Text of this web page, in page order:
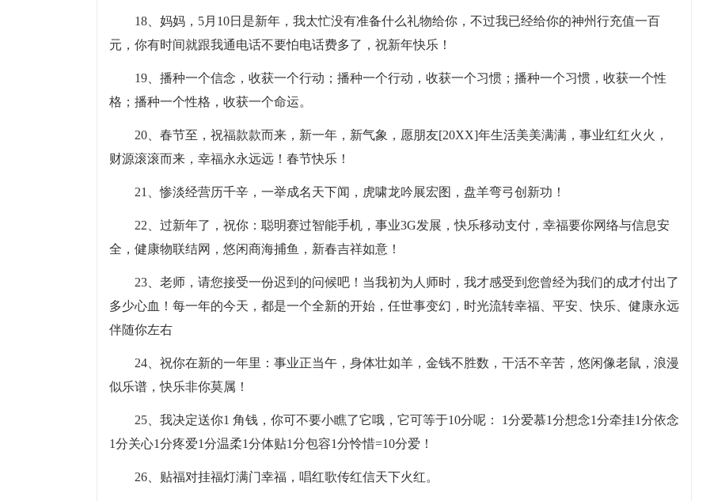
18、妈妈，5月10日是新年，我太忙没有准备什么礼物给你，不过我已经给你的神州行充值一百
元，你有时间就跟我通电话不要怕电话费多了，祝新年快乐！
19、播种一个信念，收获一个行动；播种一个行动，收获一个习惯；播种一个习惯，收获一个性
格；播种一个性格，收获一个命运。
20、春节至，祝福款款而来，新一年，新气象，愿朋友[20XX]年生活美美满满，事业红红火火，
财源滚滚而来，幸福永永远远！春节快乐！
21、惨淡经营历千辛，一举成名天下闻，虎啸龙吟展宏图，盘羊弯弓创新功！
22、过新年了，祝你：聪明赛过智能手机，事业3G发展，快乐移动支付，幸福要你网络与信息安
全，健康物联结网，悠闲商海捕鱼，新春吉祥如意！
23、老师，请您接受一份迟到的问候吧！当我初为人师时，我才感受到您曾经为我们的成才付出了
多少心血！每一年的今天，都是一个全新的开始，任世事变幻，时光流转幸福、平安、快乐、健康永远
伴随你左右
24、祝你在新的一年里：事业正当午，身体壮如羊，金钱不胜数，干活不辛苦，悠闲像老鼠，浪漫
似乐谱，快乐非你莫属！
25、我决定送你1 角钱，你可不要小瞧了它哦，它可等于10分呢： 1分爱慕1分想念1分牵挂1分依念
1分关心1分疼爱1分温柔1分体贴1分包容1分怜惜=10分爱！
26、贴福对挂福灯满门幸福，唱红歌传红信天下火红。